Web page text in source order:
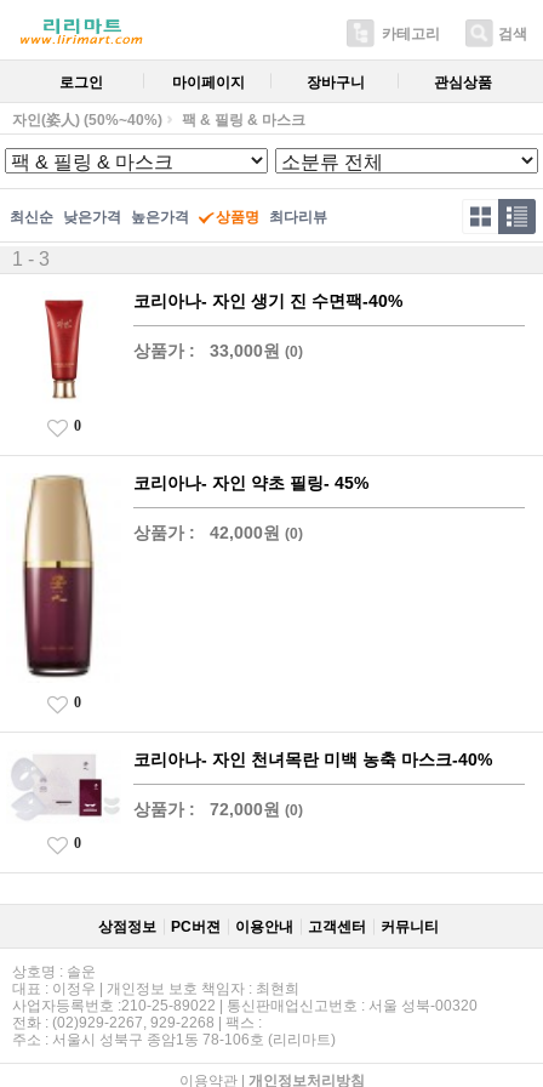
카테고리 검색
로그인 마이페이지 장바구니 관심상품
자인(姿人) (50%~40%) 팩 & 필링 & 마스크
최신순 낮은가격 높은가격 상품명 최다리뷰
1 - 3
코리아나- 자인 생기 진 수면팩-40%
상품가 : 33,000원 (0)
0
코리아나- 자인 약초 필링- 45%
상품가 : 42,000원 (0)
0
코리아나- 자인 천녀목란 미백 농축 마스크-40%
상품가 : 72,000원 (0)
0
상점정보 PC버젼 이용안내 고객센터 커뮤니티
상호명 : 솔운
대표 : 이정우 | 개인정보 보호 책임자 : 최현희
사업자등록번호 :210-25-89022 | 통신판매업신고번호 : 서울 성북-00320
전화 : (02)929-2267, 929-2268 | 팩스 :
주소 : 서울시 성북구 종암1동 78-106호 (리리마트)
이용약관| 개인정보처리방침